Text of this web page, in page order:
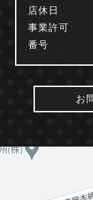
店休日
事業許可
番号
お